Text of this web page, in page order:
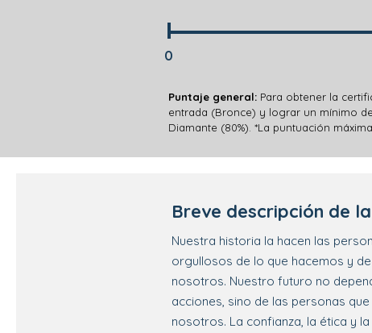
0
Puntaje general: Para obtener la
entrada (Bronce) y lograr un mínimo
Diamante (80%). *La puntuación
Breve descripción de
Nuestra historia la hacen las
orgullosos de lo que hacemos y
nosotros. Nuestro futuro no
acciones, sino de las personas
nosotros. La confianza, la ética y